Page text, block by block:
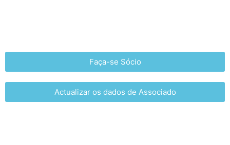
Faça-se Sócio
Actualizar os dados de Associado